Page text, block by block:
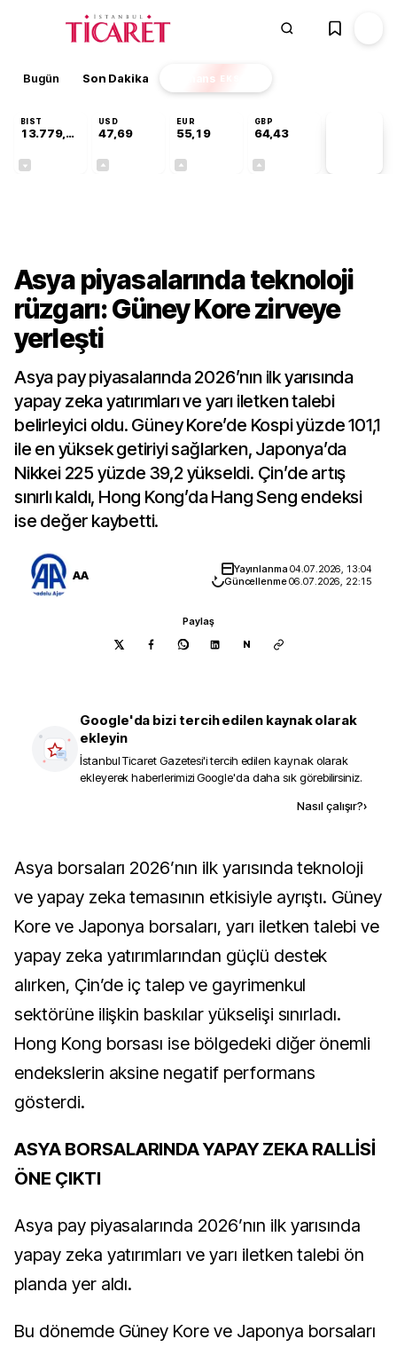
Bugün Son Dakika Finans EKSTRA
BIST
13.779,39
USD
47,69
EUR
55,19
GBP
64,43
Asya piyasalarında teknoloji
rüzgarı: Güney Kore zirveye
yerleşti
Asya pay piyasalarında 2026’nın ilk yarısında
yapay zeka yatırımları ve yarı iletken talebi
belirleyici oldu. Güney Kore’de Kospi yüzde 101,1
ile en yüksek getiriyi sağlarken, Japonya’da
Nikkei 225 yüzde 39,2 yükseldi. Çin’de artış
sınırlı kaldı, Hong Kong’da Hang Seng endeksi
ise değer kaybetti.
AA Yayınlanma04.07.2026, 13:04
Güncellenme06.07.2026, 22:15
Paylaş
N
Google'da bizi tercih edilen kaynak olarak
ekleyin
İstanbul Ticaret Gazetesi'i tercih edilen kaynak olarak
ekleyerek haberlerimizi Google'da daha sık görebilirsiniz.
Nasıl çalışır?›
Asya borsaları 2026’nın ilk yarısında teknoloji
ve yapay zeka temasının etkisiyle ayrıştı. Güney
Kore ve Japonya borsaları, yarı iletken talebi ve
yapay zeka yatırımlarından güçlü destek
alırken, Çin’de iç talep ve gayrimenkul
sektörüne ilişkin baskılar yükselişi sınırladı.
Hong Kong borsası ise bölgedeki diğer önemli
endekslerin aksine negatif performans
gösterdi.
ASYA BORSALARINDA YAPAY ZEKA RALLİSİ
ÖNE ÇIKTI
Asya pay piyasalarında 2026’nın ilk yarısında
yapay zeka yatırımları ve yarı iletken talebi ön
planda yer aldı.
Bu dönemde Güney Kore ve Japonya borsaları